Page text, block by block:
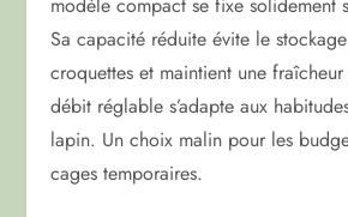
modèle compact se fixe solidement
Sa capacité réduite évite le
croquettes et maintient une
débit réglable s’adapte aux
lapin. Un choix malin pour les
cages temporaires.